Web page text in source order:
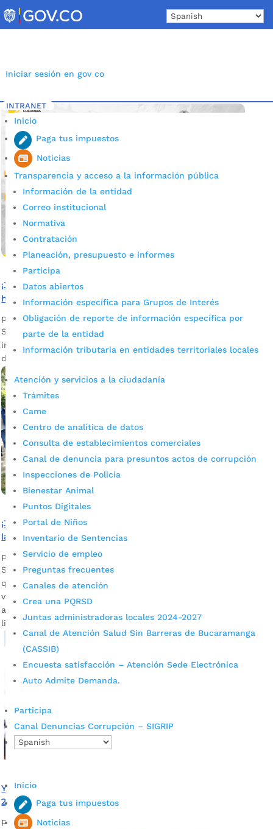
to
content
Iniciar sesión en gov co
INTRANET
Inicio
Paga tus impuestos
Noticias
Transparencia y acceso a la información pública
Información de la entidad
Correo institucional
Normativa
Contratación
Planeación, presupuesto e informes
Participa
Datos abiertos
Información específica para Grupos de Interés
Obligación de reporte de información específica por
parte de la entidad
Información tributaria en entidades territoriales locales
Atención y servicios a la ciudadanía
Trámites
Came
Centro de analítica de datos
Consulta de establecimientos comerciales
Canal de denuncia para presuntos actos de corrupción
Inspecciones de Policía
Bienestar Animal
Puntos Digitales
Portal de Niños
Inventario de Sentencias
Servicio de empleo
Preguntas frecuentes
Canales de atención
Crea una PQRSD
Juntas administradoras locales 2024-2027
Canal de Atención Salud Sin Barreras de Bucaramanga
(CASSIB)
Encuesta satisfacción – Atención Sede Electrónica
Auto Admite Demanda.
Participa
Canal Denuncias Corrupción – SIGRIP
Inicio
Paga tus impuestos
Noticias
Inicio 5
¡Jóvenes en acción! Inscríbanse al curso virtual de
habilidades para la vida
por Silvia Natalia Fandiño Ardila|Ago 12, 2023|Noticias
Si hace parte del programa de Jóvenes en Acción esta
información es para usted. Inscríbase al curso virtual para
desarrollar habilidades y fortalecer sus competencias.
¡Jóven En Acción! Inscríbete al curso de habilidades para
la vida
por Santiago Olivares Torres
Son 2.240 cupos exclusivos para los jóvenes en acción que
quieran inscribirse al curso virtual de habilidades para la
vida. Fotografía: Prensa Alcaldía de Bucaramanga Descargue
audio: Hilda Ramírez / Enlace Jóvenes En Acción Este curso,
liderado por Prosperidad...
Ya Inició el pago del primer ciclo de Jóvenes En Acción de
2023
porSantiago Olivares Torres